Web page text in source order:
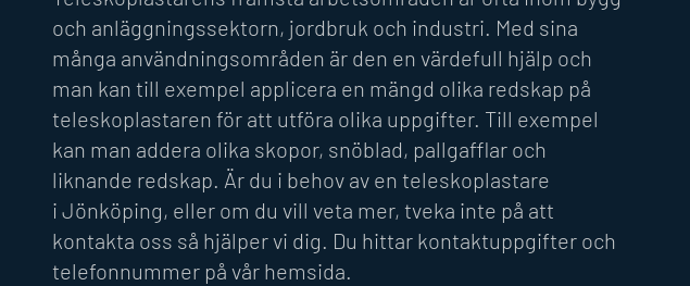
och anläggningssektorn, jordbruk och industri. Med sina
många användningsområden är den en värdefull hjälp och
man kan till exempel applicera en mängd olika redskap på
teleskoplastaren för att utföra olika uppgifter. Till exempel
kan man addera olika skopor, snöblad, pallgafflar och
liknande redskap. Är du i behov av en teleskoplastare
i Jönköping, eller om du vill veta mer, tveka inte på att
kontakta oss så hjälper vi dig. Du hittar kontaktuppgifter och
telefonnummer på vår hemsida.